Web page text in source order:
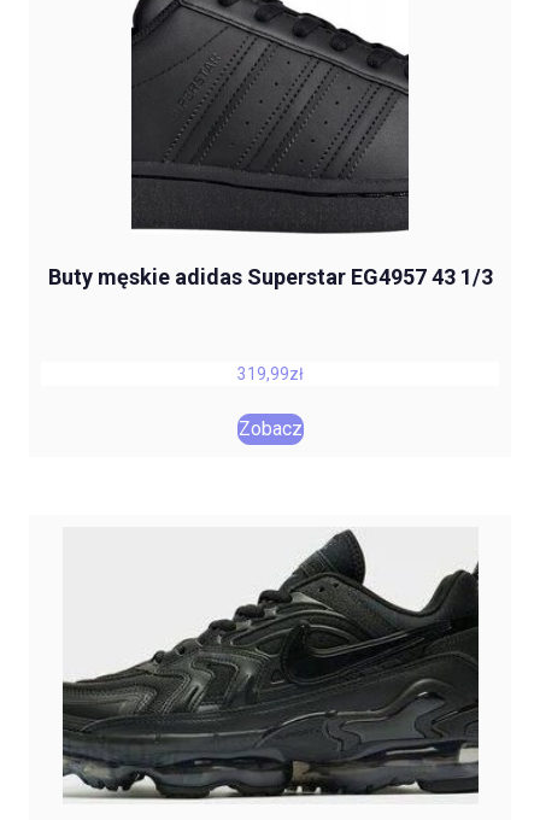
Buty męskie adidas Superstar EG4957 43 1/3
319,99zł
Zobacz